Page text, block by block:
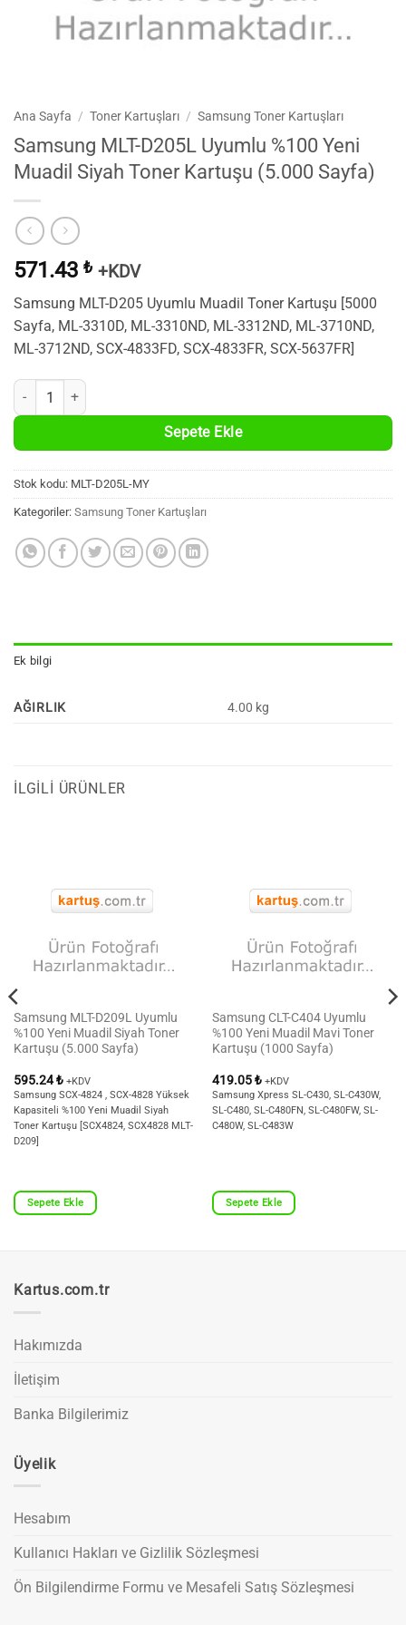
Ana Sayfa / Toner Kartuşları / Samsung Toner Kartuşları
Samsung MLT-D205L Uyumlu %100 Yeni
Muadil Siyah Toner Kartuşu (5.000 Sayfa)
571.43 ₺ +KDV
Samsung MLT-D205 Uyumlu Muadil Toner Kartuşu [5000
Sayfa, ML-3310D, ML-3310ND, ML-3312ND, ML-3710ND,
ML-3712ND, SCX-4833FD, SCX-4833FR, SCX-5637FR]
Samsung MLT-D205L Uyumlu %100 Yeni Muadil Siyah Toner Kartuşu
Sepete Ekle
Stok kodu: MLT-D205L-MY
Kategoriler: Samsung Toner Kartuşları
Ek bilgi
AĞIRLIK 4.00 kg
İLGILI ÜRÜNLER
Samsung MLT-D209L Uyumlu
%100 Yeni Muadil Siyah Toner
Kartuşu (5.000 Sayfa)
595.24₺ +KDV
Samsung SCX-4824 , SCX-4828 Yüksek
Kapasiteli %100 Yeni Muadil Siyah
Toner Kartuşu [SCX4824, SCX4828 MLT-
D209]
Sepete Ekle
Samsung CLT-C404 Uyumlu
%100 Yeni Muadil Mavi Toner
Kartuşu (1000 Sayfa)
419.05₺ +KDV
Samsung Xpress SL-C430, SL-C430W,
SL-C480, SL-C480FN, SL-C480FW, SL-
C480W, SL-C483W
Sepete Ekle
Kartus.com.tr
Hakımızda
İletişim
Banka Bilgilerimiz
Üyelik
Hesabım
Kullanıcı Hakları ve Gizlilik Sözleşmesi
Ön Bilgilendirme Formu ve Mesafeli Satış Sözleşmesi